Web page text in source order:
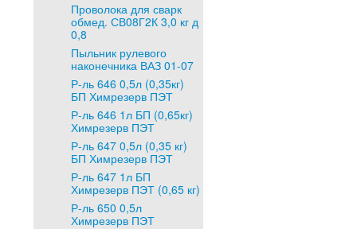
Проволока для сварк
обмед. СВ08Г2К 3,0 кг д
0,8
Пыльник рулевого
наконечника ВАЗ 01-07
Р-ль 646 0,5л (0,35кг)
БП Химрезерв ПЭТ
Р-ль 646 1л БП (0,65кг)
Химрезерв ПЭТ
Р-ль 647 0,5л (0,35 кг)
БП Химрезерв ПЭТ
Р-ль 647 1л БП
Химрезерв ПЭТ (0,65 кг)
Р-ль 650 0,5л
Химрезерв ПЭТ